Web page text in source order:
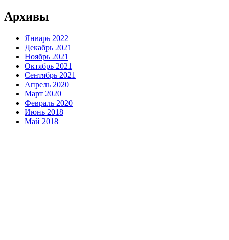
Архивы
Январь 2022
Декабрь 2021
Ноябрь 2021
Октябрь 2021
Сентябрь 2021
Апрель 2020
Март 2020
Февраль 2020
Июнь 2018
Май 2018